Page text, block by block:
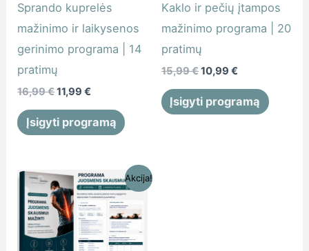
Sprando kuprelės
mažinimo ir laikysenos
gerinimo programa | 14
pratimų
16,99€11,99€
Įsigyti programą
Kaklo ir pečių įtampos
mažinimo programa | 20
pratimų
15,99€10,99 €
Įsigyti programą
Akcija!
Original
price
was:
19,99 €.
Current
price
is:
14,99 €.